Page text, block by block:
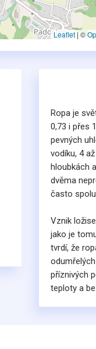
Leaflet | ©
Ropa je
0,73 i přes
pevných
vodíku, 4
hloubkách
dvěma
často
Vznik
jako je
tvrdí, že
příznivých
teploty a